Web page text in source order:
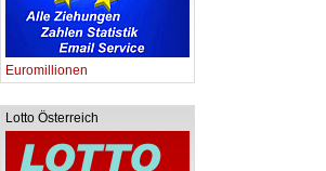
Euromillionen
Lotto Österreich